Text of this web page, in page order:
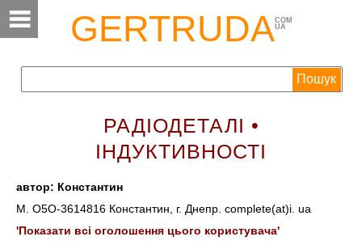
GERTRUDACOM
UA
РАДІОДЕТАЛІ •
ІНДУКТИВНОСТІ
автор: Константин
М. O5O-3614816 Константин, г. Днепр. complete(at)i. ua
'Показати всі оголошення цього користувача'